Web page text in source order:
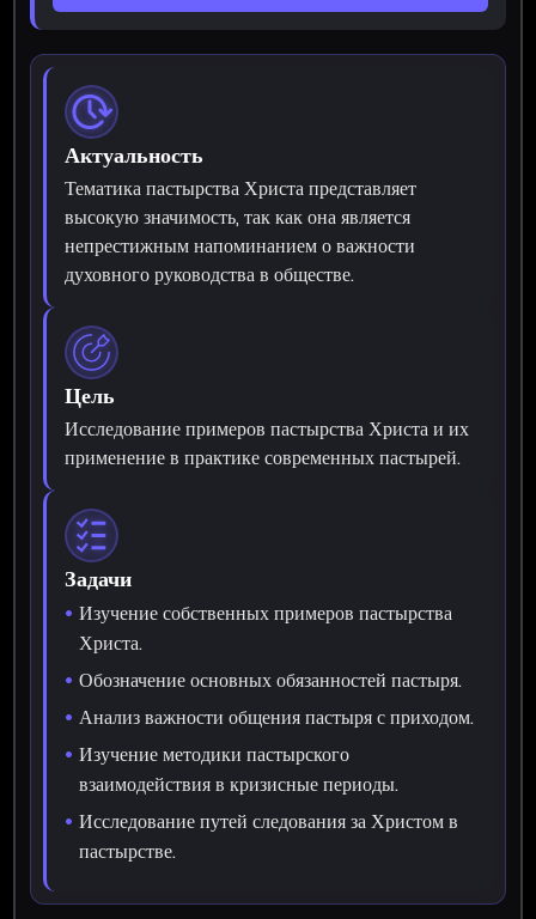
Актуальность
Тематика пастырства Христа представляет
высокую значимость, так как она является
непрестижным напоминанием о важности
духовного руководства в обществе.
Цель
Исследование примеров пастырства Христа и их
применение в практике современных пастырей.
Задачи
Изучение собственных примеров пастырства
Христа.
Обозначение основных обязанностей пастыря.
Анализ важности общения пастыря с приходом.
Изучение методики пастырского
взаимодействия в кризисные периоды.
Исследование путей следования за Христом в
пастырстве.